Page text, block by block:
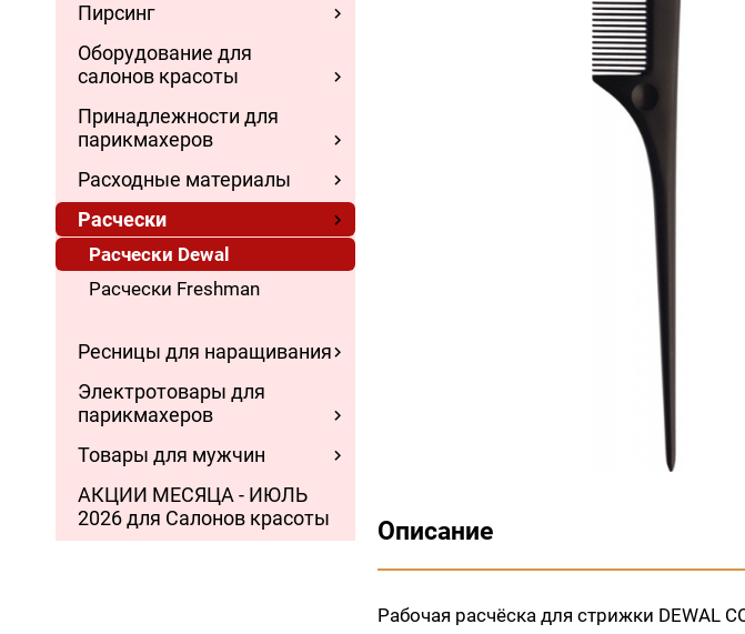
Пирсинг
Оборудование для
салонов красоты
Принадлежности для
парикмахеров
Расходные материалы
Расчески
Расчески Dewal
Расчески Freshman
Ресницы для наращивания
Электротовары для
парикмахеров
Товары для мужчин
АКЦИИ МЕСЯЦА - ИЮЛЬ
2026 для Салонов красоты
Описание
Рабочая расчёска для стрижки DEWAL